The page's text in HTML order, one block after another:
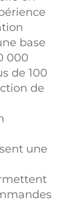
base
000
de 100
de
une